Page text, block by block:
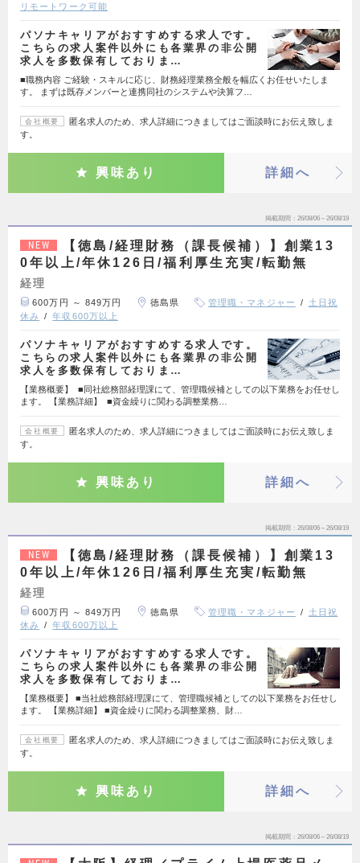
リモートワーク可能
パソナキャリアがおすすめする求人です。
こちらの求人案件以外にも各業界の非公開
求人を多数保有しておりま…
■職務内容 ご経験・スキルに応じ、財務経理業務全般を幅広くお任せいたしま
す。 まずは既存メンバーと連携同社のシステムや決算フ…
会社概要
匿名求人のため、求人詳細につきましてはご面談時にお伝え致しま
す。
興味あり 詳細へ
掲載期間 26/08/06～26/08/19
NEW
【徳島/経理財務（課長候補）】創業13
0年以上/年休126日/福利厚生充実/転勤無
経理
600万円 ～ 849万円 徳島県 管理職・マネジャー
土日祝
休み
年収600万以上
パソナキャリアがおすすめする求人です。
こちらの求人案件以外にも各業界の非公開
求人を多数保有しておりま…
【業務概要】 ■同社総務部経理課にて、管理職候補としての以下業務をお任せし
ます。 【業務詳細】 ■資金繰りに関わる調整業務…
会社概要
匿名求人のため、求人詳細につきましてはご面談時にお伝え致しま
す。
興味あり 詳細へ
掲載期間 26/08/06～26/08/19
NEW
【徳島/経理財務（課長候補）】創業13
0年以上/年休126日/福利厚生充実/転勤無
経理
600万円 ～ 849万円 徳島県 管理職・マネジャー
土日祝
休み
年収600万以上
パソナキャリアがおすすめする求人です。
こちらの求人案件以外にも各業界の非公開
求人を多数保有しておりま…
【業務概要】 ■当社総務部経理課にて、管理職候補としての以下業務をお任せし
ます。 【業務詳細】 ■資金繰りに関わる調整業務、財…
会社概要
匿名求人のため、求人詳細につきましてはご面談時にお伝え致しま
す。
興味あり 詳細へ
掲載期間 26/08/06～26/08/19